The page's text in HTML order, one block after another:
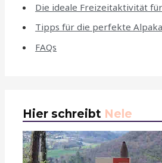
Die ideale Freizeitaktivität
Tipps für die perfekte
FAQs
Hier schreibt Nele